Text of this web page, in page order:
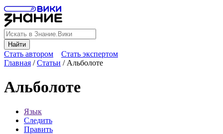
Найти
Стать автором
Стать экспертом
Главная /Статьи / Альболоте
Альболоте
Язык
Следить
Править